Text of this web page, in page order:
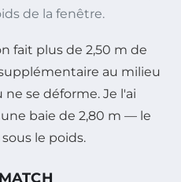
de la fenêtre.
fait plus de 2,50 m de
au milieu
se déforme. Je l'ai
baie de 2,80 m — le
le poids.